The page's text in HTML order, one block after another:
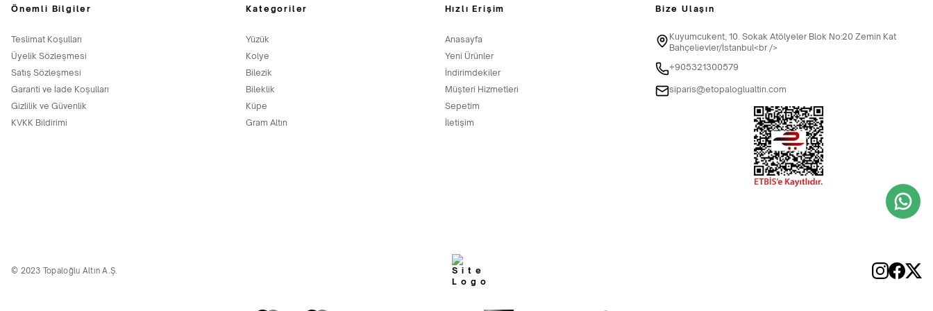
Önemli Bilgiler
Teslimat Koşulları
Üyelik Sözleşmesi
Satış Sözleşmesi
Garanti ve İade Koşulları
Gizlilik ve Güvenlik
KVKK Bildirimi
Kategoriler
Yüzük
Kolye
Bilezik
Bileklik
Küpe
Gram Altın
Hızlı Erişim
Anasayfa
Yeni Ürünler
İndirimdekiler
Müşteri Hizmetleri
Sepetim
İletişim
Bize Ulaşın
Kuyumcukent, 10. Sokak Atölyeler Blok No:20 Zemin Kat
Bahçelievler/İstanbul<br />
+905321300579
siparis@etopaloglualtin.com
© 2023 Topaloğlu Altın A.Ş.